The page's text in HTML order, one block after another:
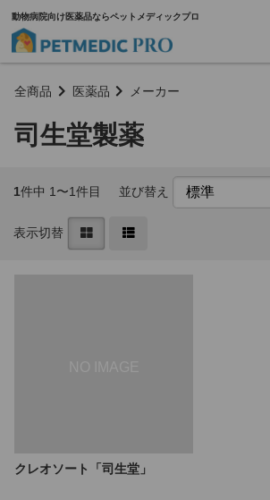
動物病院向け医薬品ならペットメディックプロ
全商品 医薬品 メーカー
司生堂製薬
1件中 1〜1件目 並び替え
表示切替
クレオソート「司生堂」